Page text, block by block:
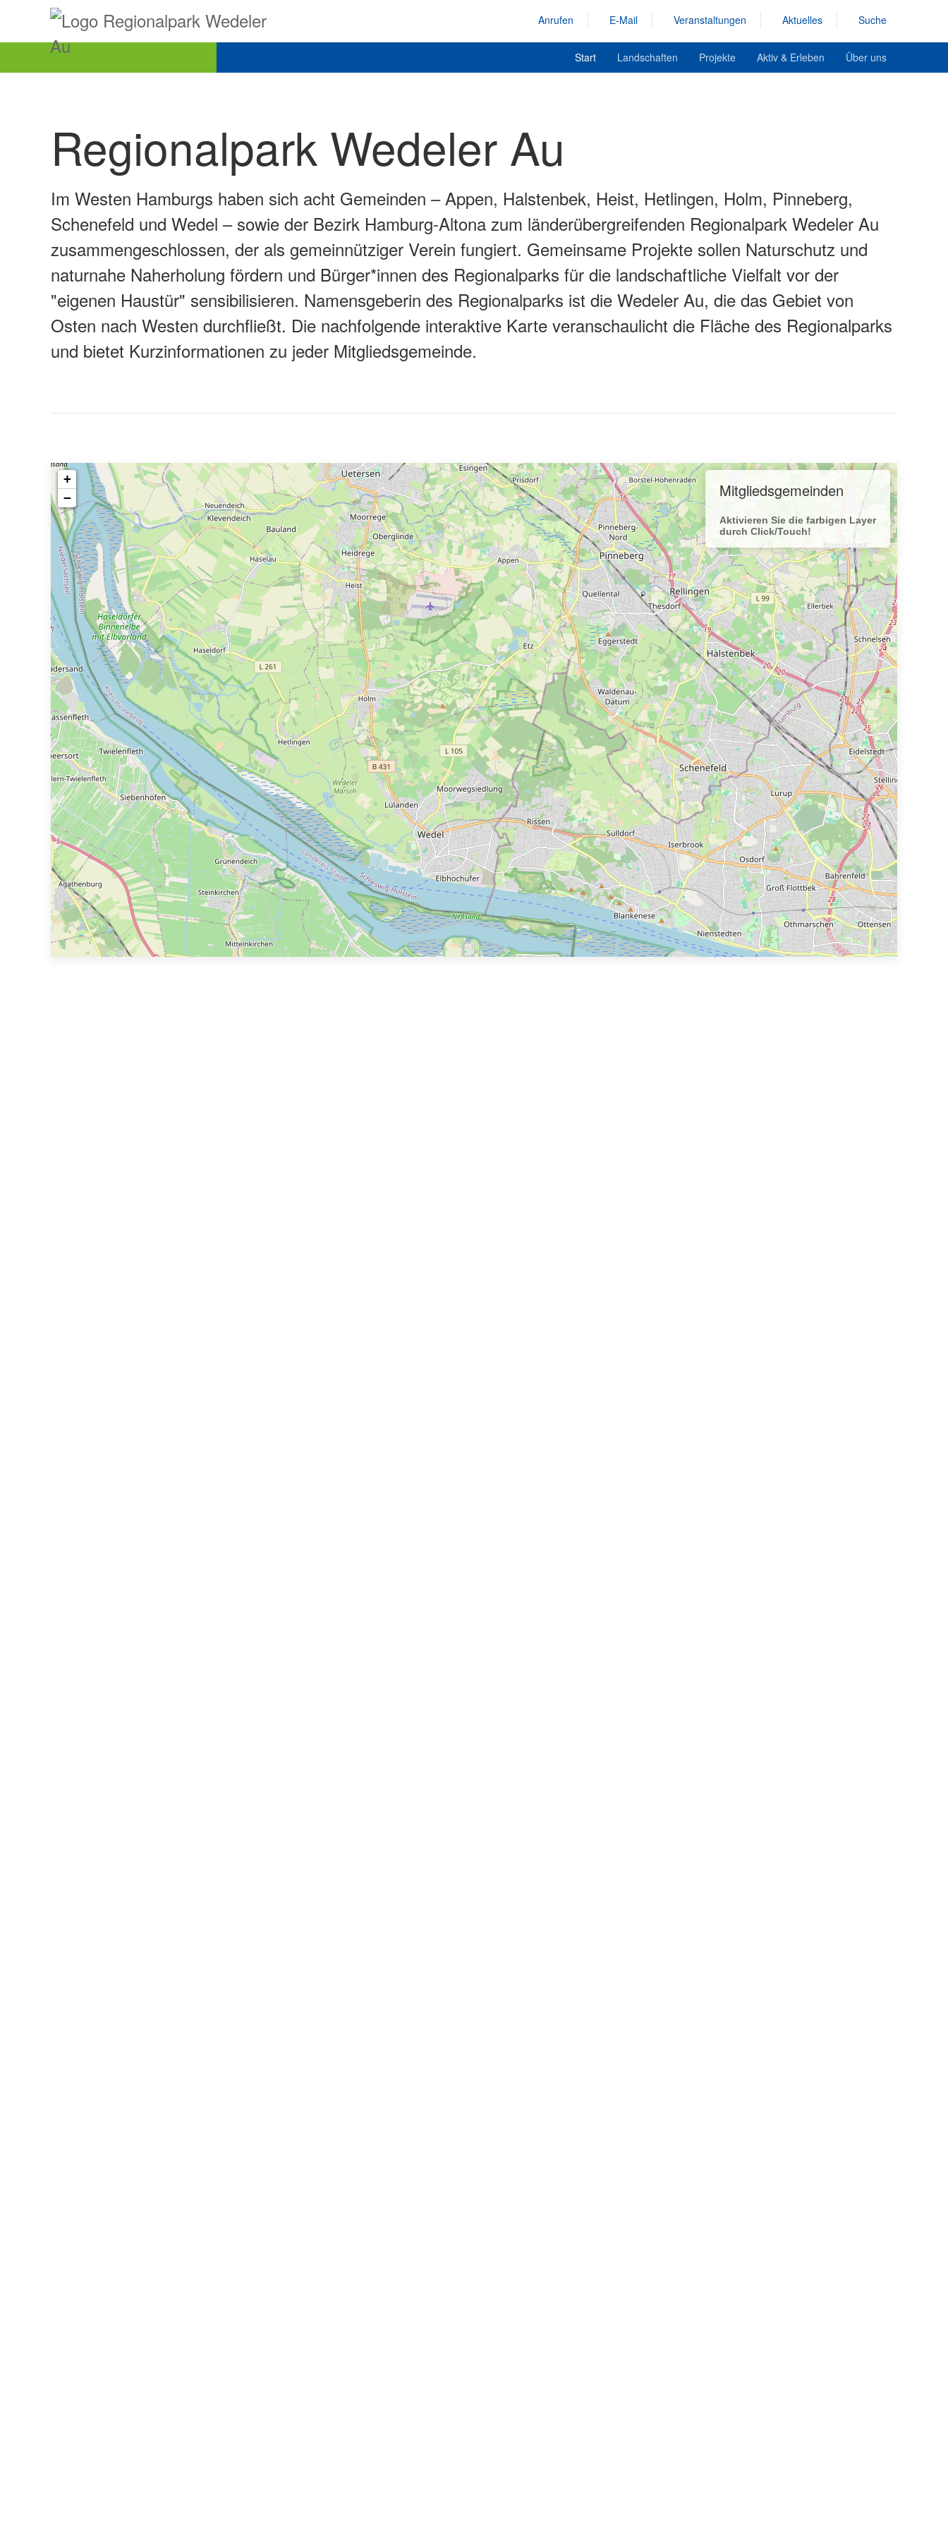
Anrufen E-Mail Veranstaltungen Aktuelles Suche
Start Landschaften Projekte Aktiv & Erleben Über uns
Regionalpark Wedeler Au
Im Westen Hamburgs haben sich acht Gemeinden – Appen, Halstenbek, Heist, Hetlingen, Holm, Pinneberg,
Schenefeld und Wedel – sowie der Bezirk Hamburg-Altona zum länderübergreifenden Regionalpark Wedeler Au
zusammengeschlossen, der als gemeinnütziger Verein fungiert. Gemeinsame Projekte sollen Naturschutz und
naturnahe Naherholung fördern und Bürger*innen des Regionalparks für die landschaftliche Vielfalt vor der
"eigenen Haustür" sensibilisieren. Namensgeberin des Regionalparks ist die Wedeler Au, die das Gebiet von
Osten nach Westen durchfließt. Die nachfolgende interaktive Karte veranschaulicht die Fläche des Regionalparks
und bietet Kurzinformationen zu jeder Mitgliedsgemeinde.
+
−
Mitgliedsgemeinden
Aktivieren Sie die farbigen Layer
durch Click/Touch!